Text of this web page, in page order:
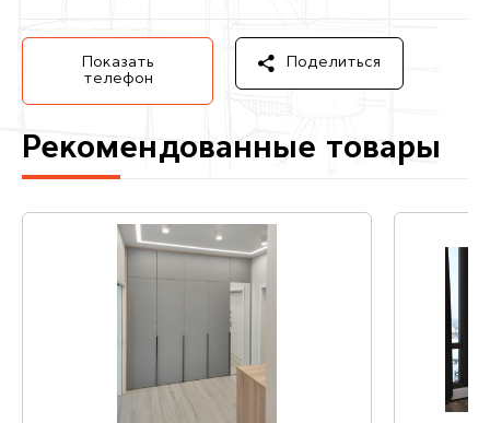
Показать
телефон
Поделиться
Рекомендованные товары